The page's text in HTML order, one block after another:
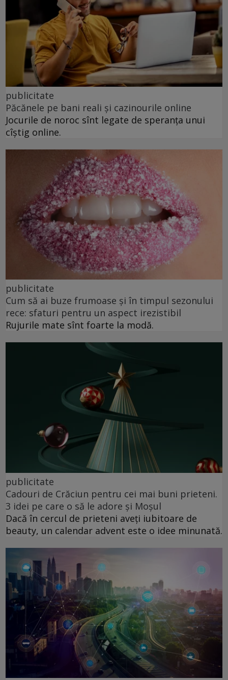
publicitate
Păcănele pe bani reali și cazinourile online
Jocurile de noroc sînt legate de speranța unui
cîștig online.
publicitate
Cum să ai buze frumoase şi în timpul sezonului
rece: sfaturi pentru un aspect irezistibil
Rujurile mate sînt foarte la modă.
publicitate
Cadouri de Crăciun pentru cei mai buni prieteni.
3 idei pe care o să le adore și Moșul
Dacă în cercul de prieteni aveți iubitoare de
beauty, un calendar advent este o idee minunată.